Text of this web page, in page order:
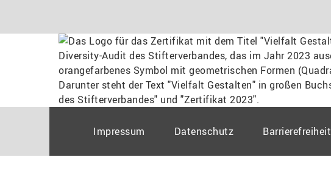
Impressum Datenschutz Barrierefreiheit